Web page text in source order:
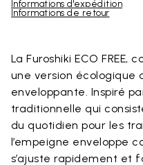
Informations d'expédition
Informations de retour
La Furoshiki ECO
une version écologique
enveloppante. Inspiré
traditionnelle qui
du quotidien pour les
l’empeigne enveloppe
s’ajuste rapidement et